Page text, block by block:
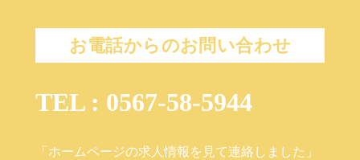
お電話からのお問い合わせ
TEL : 0567-58-5944
「ホームページの求人情報を見て連絡しました」